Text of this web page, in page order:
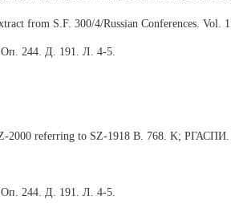
from S.F. 300/4/Russian Conferences. Vol.
244. Д. 191. Л. 4-5.
2000 referring to SZ-1918 B. 768. K;
244. Д. 191. Л. 4-5.